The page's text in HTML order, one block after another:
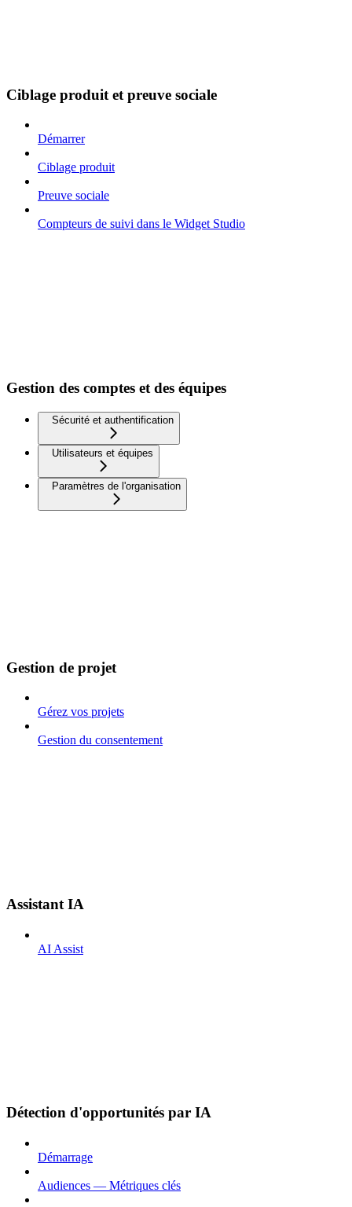
Ciblage produit et preuve sociale
Démarrer
Ciblage produit
Preuve sociale
Compteurs de suivi dans le Widget Studio
Gestion des comptes et des équipes
Sécurité et authentification
Utilisateurs et équipes
Paramètres de l'organisation
Gestion de projet
Gérez vos projets
Gestion du consentement
Assistant IA
AI Assist
Détection d'opportunités par IA
Démarrage
Audiences — Métriques clés